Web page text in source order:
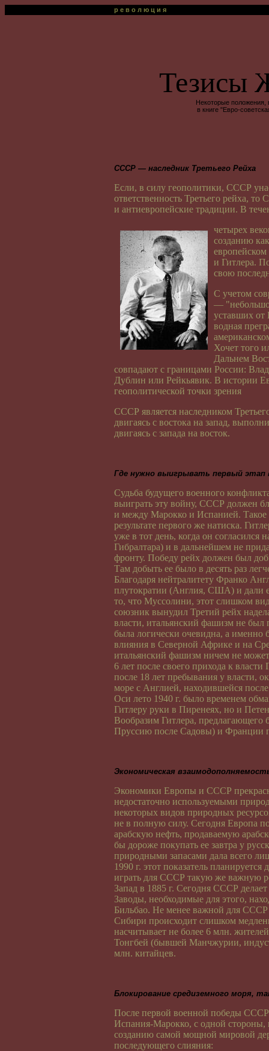
р е в о л ю ц и я
Тезисы
Некоторые
в книге "Евро-
СССР — наследник Третьего Рейха
Если, в силу геополитики, СССР
ответственность Третьего рейха,
и антиевропейские традиции. В
четырех
созданию
и Гитлера.
свою
С учетом
—
уставших
водная
Хочет того
Дальнем
совпадают с границами России:
Дублин или Рейкьявик. В истории
геополитической точки зрения
СССР является наследником
двигаясь с востока на запад,
двигаясь с запада на восток.
Где нужно выигрывать первый этап
Судьба будущего военного
выиграть эту войну, СССР должен
и между Марокко и Испанией.
результате первого же натиска.
уже в тот день, когда он согласился
Гибралтара) и в дальнейшем не
фронту. Победу рейх должен был
Там добыть ее было в десять раз
Благодаря нейтралитету Франко
плутократии (Англия, США) и дали
то, что Муссолини, этот слишком
союзник вынудил Третий рейх
власти, итальянский фашизм не был
была логически очевидна, а именно
влияния в Северной Африке и на
итальянский фашизм ничем не
6 лет после своего прихода к
после 18 лет пребывания у власти,
море с Англией, находившейся
Оси лето 1940 г. было временем
Гитлеру руки в Пиренеях, но и
Вообразим Гитлера,
Пруссию после Садовы) и Франции
Экономическая
Экономики Европы и СССР
недостаточно используемыми
некоторых видов природных
не в полную силу. Сегодня Европа
арабскую нефть, продаваемую
бы дороже покупать ее завтра у
природными запасами дала всего
1990 г. этот показатель
играть для СССР такую же важную
Запад в 1885 г. Сегодня СССР
Заводы, необходимые для этого,
Бильбао. Не менее важной для СССР
Сибири происходит слишком
насчитывает не более 6 млн.
Тонгбей (бывшей Манчжурии,
млн. китайцев.
Блокирование средиземного моря,
После первой военной победы СССР
Испания-Марокко, с одной стороны,
созданию самой мощной мировой
последующего слияния: